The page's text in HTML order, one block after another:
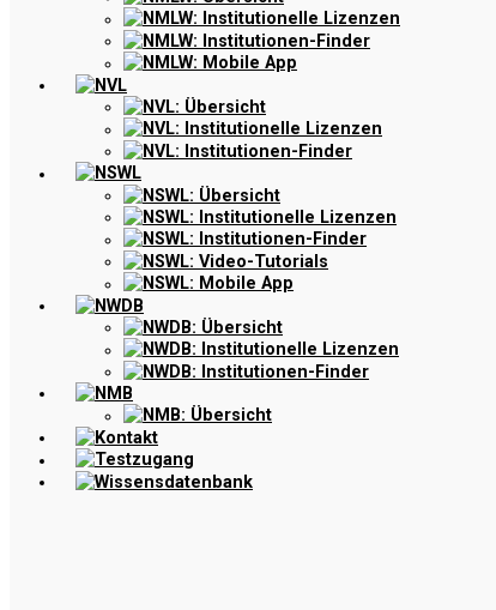
NMLW: Institutionelle Lizenzen
NMLW: Institutionen-Finder
NMLW: Mobile App
NVL
NVL: Übersicht
NVL: Institutionelle Lizenzen
NVL: Institutionen-Finder
NSWL
NSWL: Übersicht
NSWL: Institutionelle Lizenzen
NSWL: Institutionen-Finder
NSWL: Video-Tutorials
NSWL: Mobile App
NWDB
NWDB: Übersicht
NWDB: Institutionelle Lizenzen
NWDB: Institutionen-Finder
NMB
NMB: Übersicht
Kontakt
Testzugang
Wissensdatenbank